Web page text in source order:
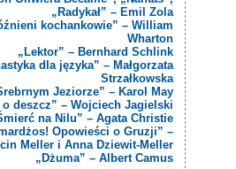
„Radykał” – Emil Zola
kochankowie” – William
Wharton
„Lektor” – Bernhard Schlink
dla języka” – Małgorzata
Strzałkowska
Jeziorze” – Karol May
deszcz” – Wojciech Jagielski
na Nilu” – Agata Christie
Opowieści o Gruzji” –
Meller i Anna Dziewit-Meller
„Dżuma” – Albert Camus